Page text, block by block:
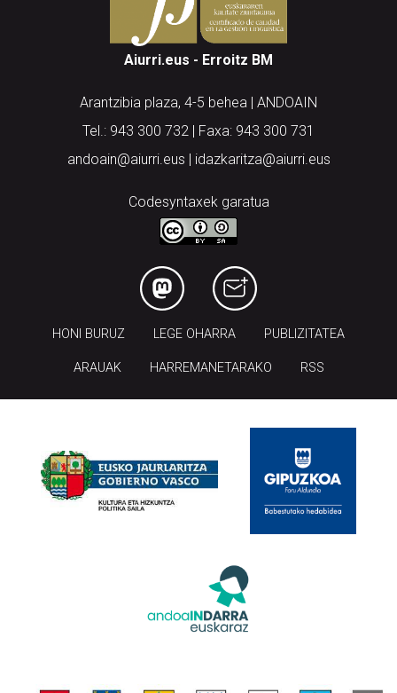
Aiurri.eus - Erroitz BM
Arantzibia plaza, 4-5 behea | ANDOAIN
Tel.: 943 300 732 | Faxa: 943 300 731
andoain@aiurri.eus | idazkaritza@aiurri.eus
Codesyntaxek garatua
HONI BURUZ LEGE OHARRA PUBLIZITATEA
ARAUAK HARREMANETARAKO RSS